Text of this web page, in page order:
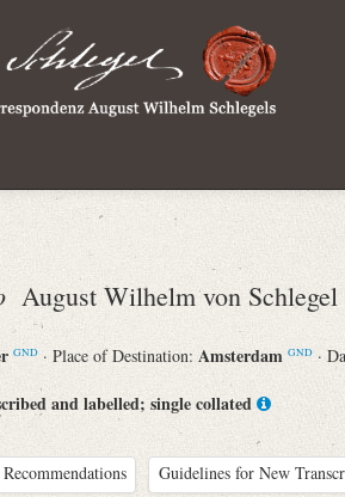
August Wilhelm von Schlegel
GND · Place of Destination: Amsterdam GND ·
and labelled; single collated
Guidelines for New